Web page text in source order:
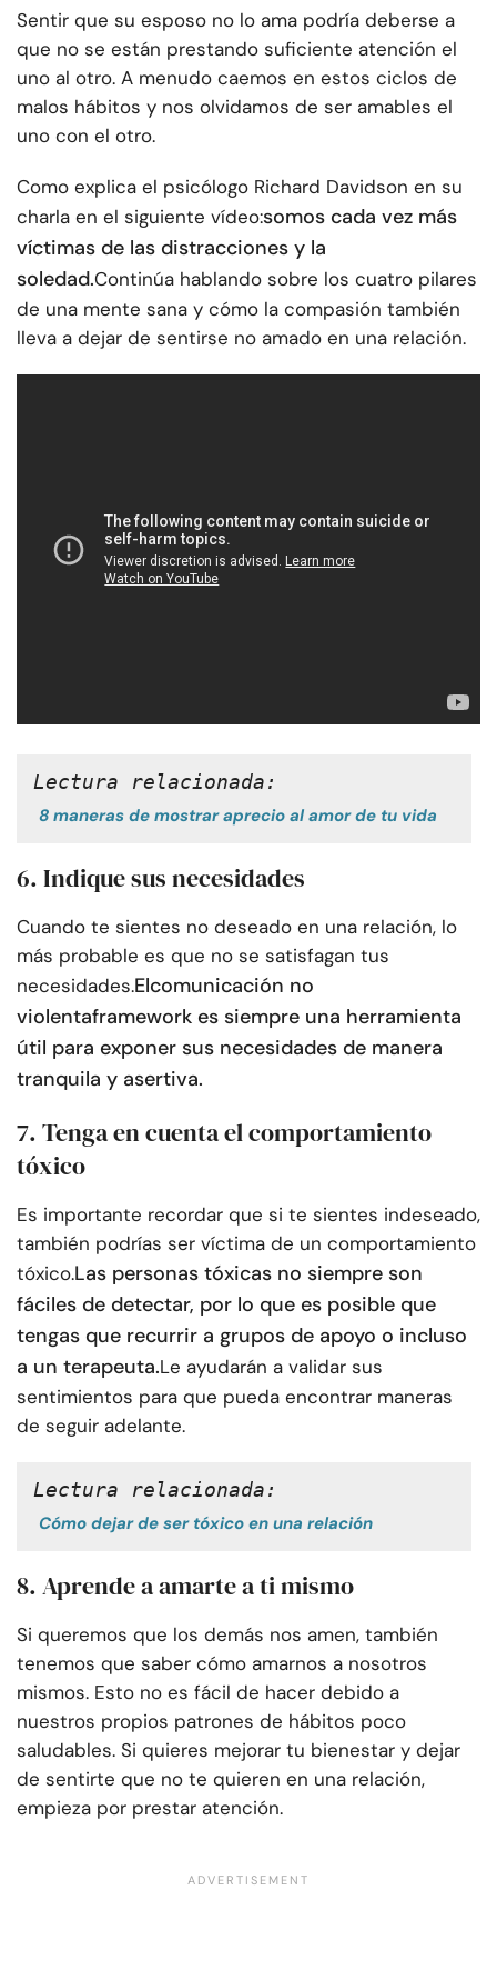
Sentir que su esposo no lo ama podría deberse a
que no se están prestando suficiente atención el
uno al otro. A menudo caemos en estos ciclos de
malos hábitos y nos olvidamos de ser amables el
uno con el otro.
Como explica el psicólogo Richard Davidson en su
charla en el siguiente vídeo:somos cada vez más
víctimas de las distracciones y la
soledad.Continúa hablando sobre los cuatro pilares
de una mente sana y cómo la compasión también
lleva a dejar de sentirse no amado en una relación.
Lectura relacionada:
8 maneras de mostrar aprecio al amor de tu vida
6. Indique sus necesidades
Cuando te sientes no deseado en una relación, lo
más probable es que no se satisfagan tus
necesidades.Elcomunicación no
violentaframework es siempre una herramienta
útil para exponer sus necesidades de manera
tranquila y asertiva.
7. Tenga en cuenta el comportamiento
tóxico
Es importante recordar que si te sientes indeseado,
también podrías ser víctima de un comportamiento
tóxico.Las personas tóxicas no siempre son
fáciles de detectar, por lo que es posible que
tengas que recurrir a grupos de apoyo o incluso
a un terapeuta.Le ayudarán a validar sus
sentimientos para que pueda encontrar maneras
de seguir adelante.
Lectura relacionada:
Cómo dejar de ser tóxico en una relación
8. Aprende a amarte a ti mismo
Si queremos que los demás nos amen, también
tenemos que saber cómo amarnos a nosotros
mismos. Esto no es fácil de hacer debido a
nuestros propios patrones de hábitos poco
saludables. Si quieres mejorar tu bienestar y dejar
de sentirte que no te quieren en una relación,
empieza por prestar atención.